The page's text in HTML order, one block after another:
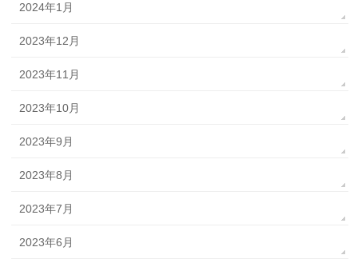
2024年1月
2023年12月
2023年11月
2023年10月
2023年9月
2023年8月
2023年7月
2023年6月